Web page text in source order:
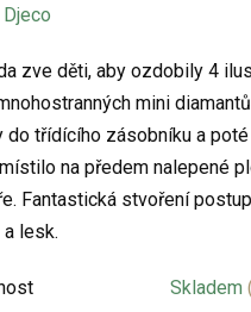
Djeco
zve děti, aby ozdobily 4
mini
do třídícího zásobníku a
na předem nalepené
Fantastická stvoření
lesk.
Skladem